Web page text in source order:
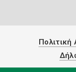
Πολιτική